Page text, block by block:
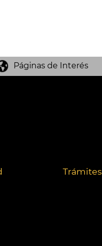
Páginas de Interés
Trámites